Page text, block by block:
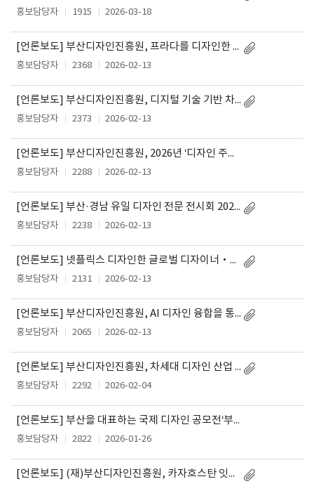
홍보담당자 1915 2026-03-18
[언론보도] 부산디자인진흥원, 프라다를 디자인한 글로벌 디자이너‧차세대 부산디자인기업과 함께 부산 뷰티테크 산업의 미래를 디자인
홍보담당자 2368 2026-02-13
[언론보도] 부산디자인진흥원, 디지털 기술 기반 차세대 비주얼 디자이너 양성과정 운영
홍보담당자 2373 2026-02-13
[언론보도] 부산디자인진흥원, 2026년 ‘디자인 주도 산업 혁신’ 본격 가동… 지역 제조 경쟁력 강화 선도
홍보담당자 2288 2026-02-13
[언론보도] 부산·경남 유일 디자인 전문 전시회 2026 부산디자인페스티벌 조기 신청 접수 시작
홍보담당자 2238 2026-02-13
[언론보도] 넷플릭스 디자인한 글로벌 디자이너‧차세대 부산디자인기업과 손잡고 부산 산업 미래를 디자인하다
홍보담당자 2131 2026-02-13
[언론보도] 부산디자인진흥원, AI 디자인 융합을 통해 AI 기반 피규어 ‘F.E.E.L AI’ 개발
홍보담당자 2065 2026-02-13
[언론보도] 부산디자인진흥원, 차세대 디자인 산업 혁신 거점으로 대전환
홍보담당자 2292 2026-02-04
[언론보도] 부산을 대표하는 국제 디자인 공모전‘부산국제디자인어워드(ibda; 입다)’ 개최
홍보담당자 2822 2026-01-26
[언론보도] (재)부산디자인진흥원, 카자흐스탄 잇는 디자인·디지털 교두보로 도약